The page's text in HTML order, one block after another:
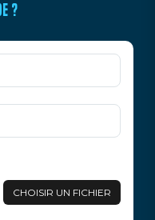
?
CHOISIR UN FICHIER